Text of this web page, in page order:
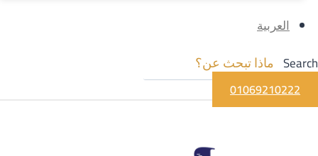
العربية
Search
01069210222